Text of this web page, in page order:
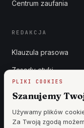
PLIKI COOKIES
Szanujemy
Używamy plików
Za Twoją zgodą
Centrum zaufania
REDAKCJA
Klauzula prasowa
Zasady etyki
Cennik